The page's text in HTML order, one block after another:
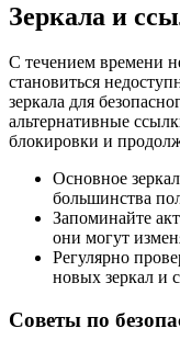
Зеркала и
С течением времени
становиться
зеркала для
альтернативные
блокировки и
Основное
большинства
Запоминайте
они могут
Регулярно
новых зеркал и
Советы по